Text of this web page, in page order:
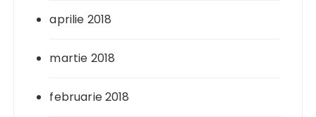
aprilie 2018
martie 2018
februarie 2018